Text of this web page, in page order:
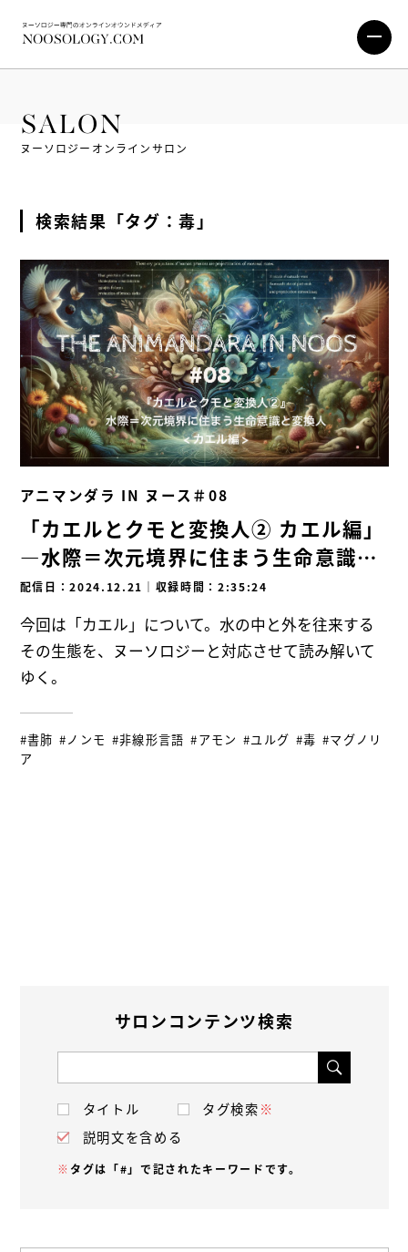
SALON
ヌーソロジーオンラインサロン
検索結果「タグ：毒」
アニマンダラ IN ヌース＃08
「カエルとクモと変換人② カエル編」
―水際＝次元境界に住まう生命意識と
変換人―
配信日：2024.12.21 ｜ 収録時間：2:35:24
今回は「カエル」について。水の中と外を往来する
その生態を、ヌーソロジーと対応させて読み解いて
ゆく。
#書肺 #ノンモ #非線形言語 #アモン #ユルグ #毒 #マグノリ
ア
サロンコンテンツ検索
タイトル タグ検索※
説明文を含める
※ タグは「#」で記されたキーワードです。